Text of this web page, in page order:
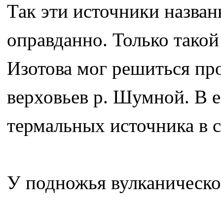
Так эти источники
оправданно. Только
Изотова мог решиться
верховьев р. Шумной. В
термальных источника в
У подножья